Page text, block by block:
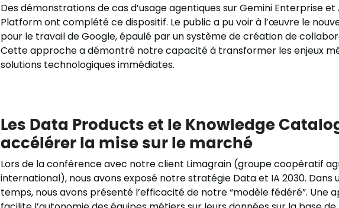
Des démonstrations de cas d’usage agentiques sur Gemini Enterprise
Platform ont complété ce dispositif. Le public a pu voir à l’œuvre le
pour le travail de Google, épaulé par un système de création de
Cette approche a démontré notre capacité à transformer les enjeux
solutions technologiques immédiates.
Les Data Products et le Knowledge
accélérer la mise sur le marché
Lors de la conférence avec notre client Limagrain (groupe coopératif
international), nous avons exposé notre stratégie Data et IA 2030. Dans
temps, nous avons présenté l’efficacité de notre “modèle fédéré”. Une